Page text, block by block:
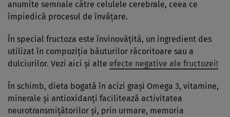
anumite semnale către celulele cerebrale, ceea ce
împiedică procesul de învăţare.
În special fructoza este învinovăţită, un ingredient des
utilizat în compoziţia băuturilor răcoritoare sau a
dulciurilor. Vezi aici şi alte efecte negative ale fructozei!
În schimb, dieta bogată în acizi graşi Omega 3, vitamine,
minerale şi antioxidanţi facilitează activitatea
neurotransmiţătorilor şi, prin urmare, memoria